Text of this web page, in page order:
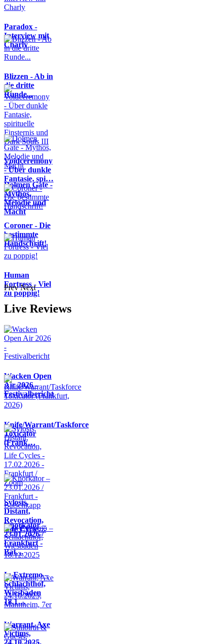
Paradox -
Interview mit
Charly
Blizzen - Ab in
die dritte
Runde...
Voidceremony
- Über dunkle
Fantasie, spi…
Dolmen Gate -
Mythos,
Melodie und
Macht
Coroner - Die
bestimmte
Handschrift!
Human
Fortress - Viel
zu poppig!
Prev Next
Live Reviews
Wacken Open
Air 2026 -
Festivalbericht
Knife/Warrant/Taskforce
Toxicator
(Frank…
Sylosis,
Distant,
Revocation,
Life Cycle…
Knorkator –
23.01.2026 /
Frankfurt -
Bat…
In Extremo –
Schlachthof,
Wiesbaden
18.1…
Warrant, Axe
Victims,
24.10.2025,